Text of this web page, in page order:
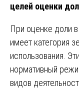
целей оценки
При оценке доли
имеет категория
использования.
нормативный
видов